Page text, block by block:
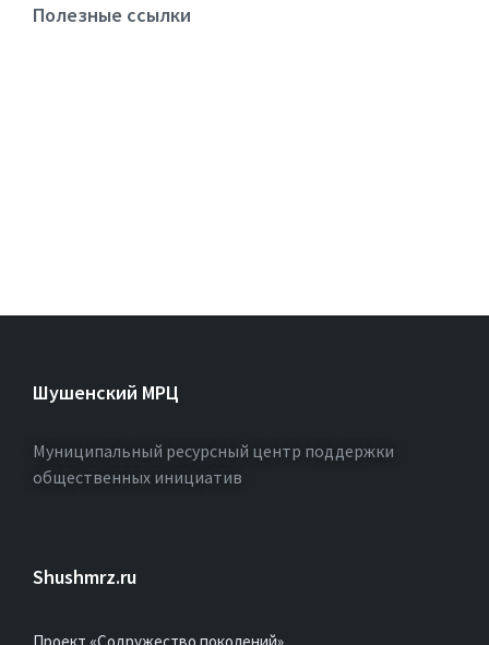
Полезные ссылки
Шушенский МРЦ
Муниципальный ресурсный центр поддержки
общественных инициатив
Shushmrz.ru
Проект «Содружество поколений»